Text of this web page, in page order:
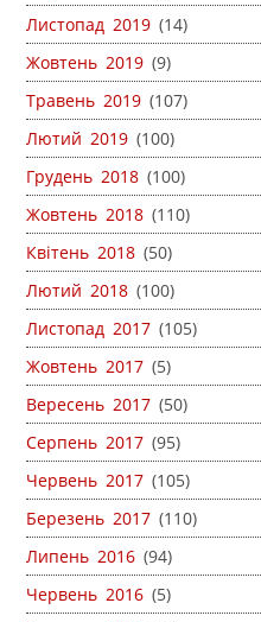
Листопад 2019 (14)
Жовтень 2019 (9)
Травень 2019 (107)
Лютий 2019 (100)
Грудень 2018 (100)
Жовтень 2018 (110)
Квітень 2018 (50)
Лютий 2018 (100)
Листопад 2017 (105)
Жовтень 2017 (5)
Вересень 2017 (50)
Серпень 2017 (95)
Червень 2017 (105)
Березень 2017 (110)
Липень 2016 (94)
Червень 2016 (5)